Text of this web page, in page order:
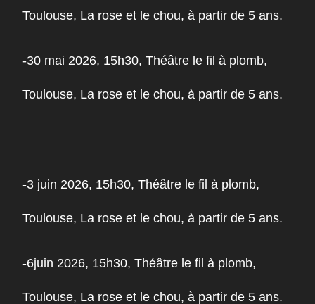
Toulouse, La rose et le chou, à partir de 5 ans.
-30 mai 2026, 15h30, Théâtre le fil à plomb,
Toulouse, La rose et le chou, à partir de 5 ans.
-3 juin 2026, 15h30, Théâtre le fil à plomb,
Toulouse, La rose et le chou, à partir de 5 ans.
-6juin 2026, 15h30, Théâtre le fil à plomb,
Toulouse, La rose et le chou, à partir de 5 ans.